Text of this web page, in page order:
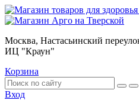
Москва, Настасьинский
ИЦ "Краун"
Корзина
Вход